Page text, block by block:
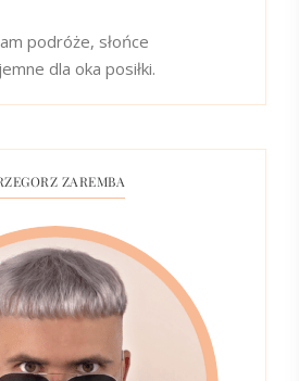
podróże, słońce
dla oka posiłki.
ZAREMBA